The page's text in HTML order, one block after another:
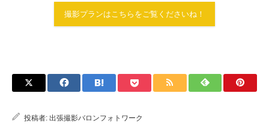
撮影プランはこちらをご覧くださいね！
投稿者: 出張撮影バロンフォトワーク